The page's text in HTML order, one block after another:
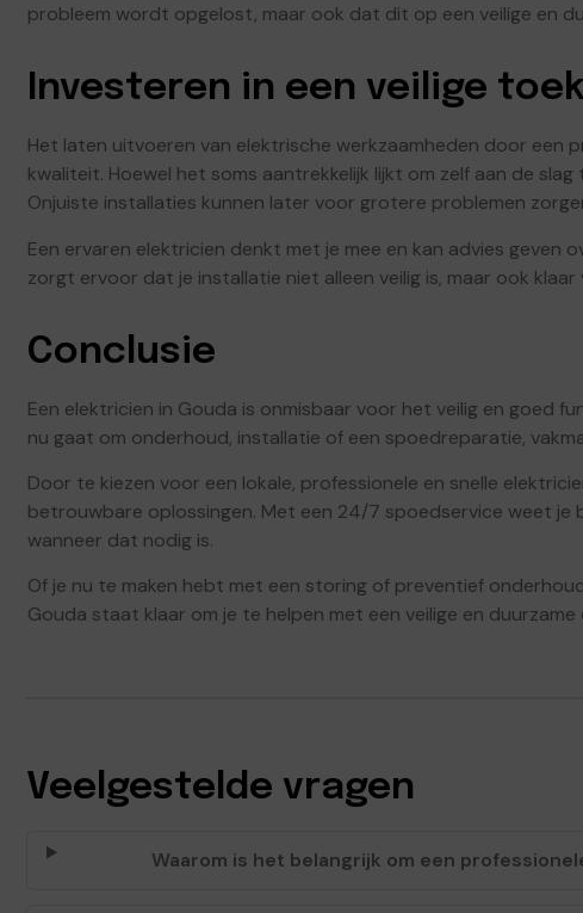
probleem wordt opgelost, maar ook dat dit op een veilige en
Investeren in een veilige
Het laten uitvoeren van elektrische werkzaamheden door een
kwaliteit. Hoewel het soms aantrekkelijk lijkt om zelf aan de
Onjuiste installaties kunnen later voor grotere problemen
Een ervaren elektricien denkt met je mee en kan advies geven
zorgt ervoor dat je installatie niet alleen veilig is, maar ook
Conclusie
Een elektricien in Gouda is onmisbaar voor het veilig en goed
nu gaat om onderhoud, installatie of een spoedreparatie,
Door te kiezen voor een lokale, professionele en snelle
betrouwbare oplossingen. Met een 24/7 spoedservice weet
wanneer dat nodig is.
Of je nu te maken hebt met een storing of preventief
Gouda staat klaar om je te helpen met een veilige en duurzame
Veelgestelde vragen
Waarom is het belangrijk om een